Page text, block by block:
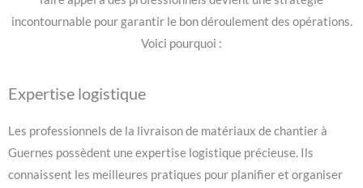
incontournable pour garantir le bon déroulement des opérations.
Voici pourquoi :
Expertise logistique
Les professionnels de la livraison de matériaux de chantier à
Guernes possèdent une expertise logistique précieuse. Ils
connaissent les meilleures pratiques pour planifier et organiser